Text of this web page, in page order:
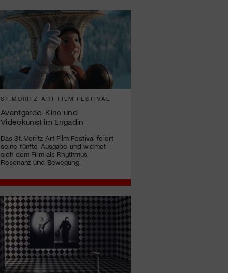
ST.MORITZ ART FILM FESTIVAL
Avantgarde-Kino und
Videokunst im Engadin
Das St. Moritz Art Film Festival feiert
seine fünfte Ausgabe und widmet
sich dem Film als Rhythmus,
Resonanz und Bewegung.